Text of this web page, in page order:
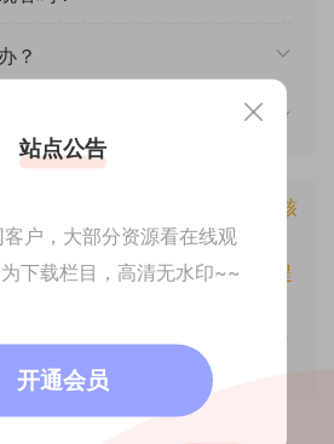
？
参考学习，请勿批量搬运，一经核
分享，若侵犯了您的权益可以提
，转
站点公告
户，大部分资源看在线观
下载栏目，高清无水印~~
开通会员